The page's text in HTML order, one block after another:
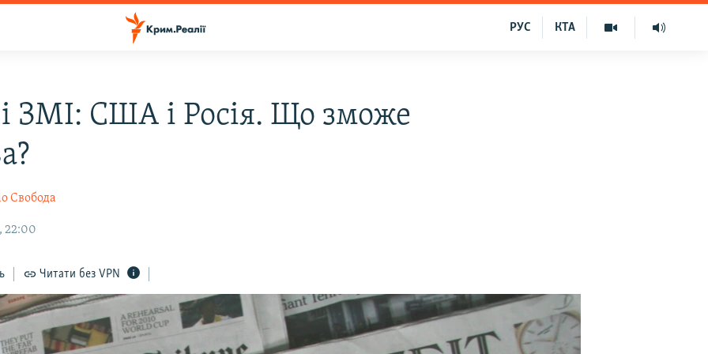
КТА
РУС
ЗМІ: США і Росія. Що зможе
Свобода
22:00
Читати без VPN